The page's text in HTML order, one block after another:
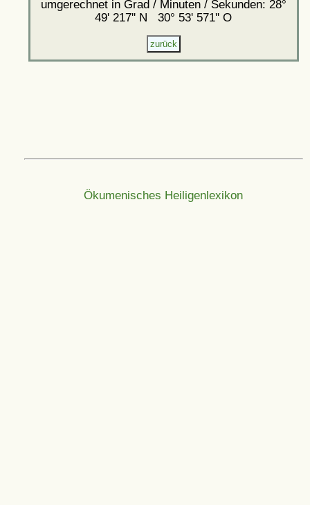
umgerechnet in Grad / Minuten / Sekunden: 28°
49' 217'' N 30° 53' 571'' O
Ökumenisches Heiligenlexikon